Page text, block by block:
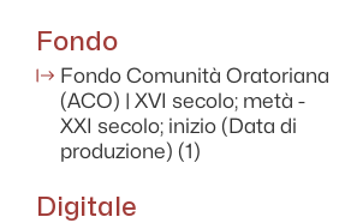
Fondo
Fondo Comunità Oratoriana
(ACO) | XVI secolo; metà -
XXI secolo; inizio (Data di
produzione) (1)
Digitale